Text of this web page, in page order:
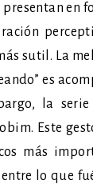
sutil. La
es
la
Este
más
lo que